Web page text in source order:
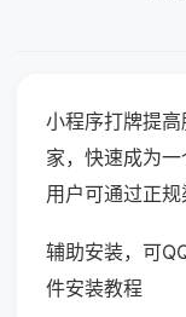
小程序打牌提
家，快速成为
用户可通过正规
辅助安装，可
件安装教程